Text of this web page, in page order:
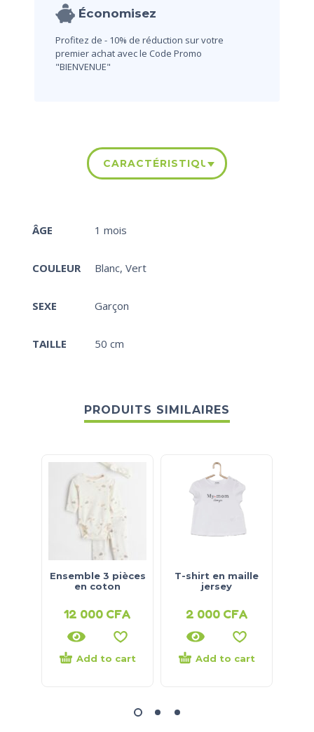
Économisez
Profitez de - 10% de réduction sur votre
premier achat avec le Code Promo
"BIENVENUE"
CARACTÉRISTIQUES
ÂGE 1 mois
COULEUR Blanc, Vert
SEXE Garçon
TAILLE 50 cm
PRODUITS SIMILAIRES
Ensemble 3 pièces
en coton
12 000 CFA
Add to cart
T-shirt en maille
jersey
2 000 CFA
Add to cart